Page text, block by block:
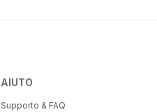
AIUTO
Supporto & FAQ